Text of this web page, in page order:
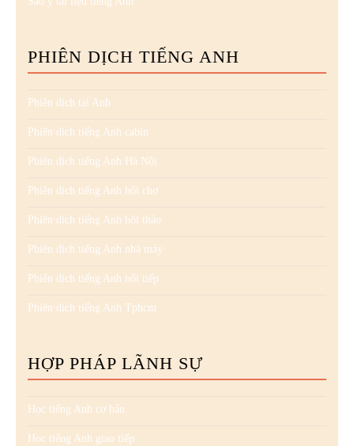
PHIÊN DỊCH TIẾNG ANH
Phiên dịch tại Anh
Phiên dịch tiếng Anh cabin
Phiên dịch tiếng Anh Hà Nội
Phiên dịch tiếng Anh hội chợ
Phiên dịch tiếng Anh hội thảo
Phiên dịch tiếng Anh nhà máy
Phiên dịch tiếng Anh nối tiếp
Phiên dịch tiếng Anh Tphcm
HỢP PHÁP LÃNH SỰ
Học tiếng Anh cơ bản
Học tiếng Anh giao tiếp